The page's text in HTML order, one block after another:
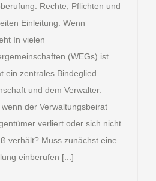
Rechte, Pflichten und
Einleitung: Wenn
In vielen
(WEGs) ist
ein zentrales Bindeglied
und dem Verwalter.
der Verwaltungsbeirat
verliert oder sich nicht
verhält? Muss zunächst eine
einberufen [...]